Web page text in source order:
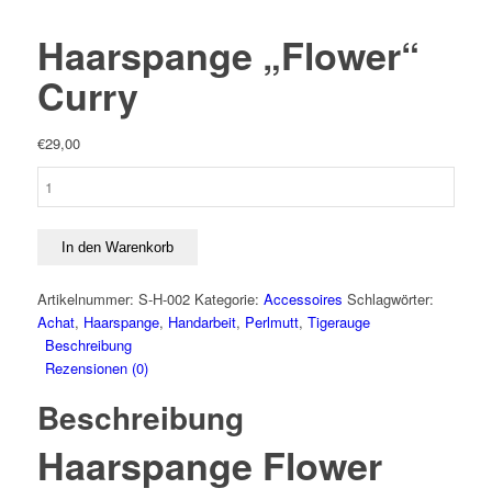
Haarspange „Flower“
Curry
€29,00
MengeIn den Warenkorb
Artikelnummer: S-H-002 Kategorie: Accessoires Schlagwörter:
Achat, Haarspange, Handarbeit, Perlmutt, Tigerauge
Beschreibung
Rezensionen (0)
Beschreibung
Haarspange Flower